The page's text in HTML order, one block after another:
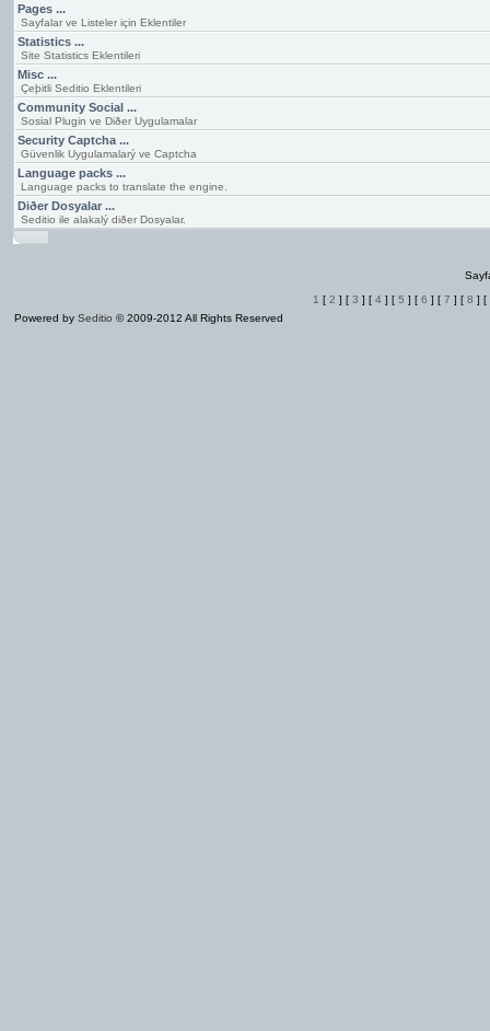
Pages ...
Sayfalar ve Listeler için Eklentiler
Statistics ...
Site Statistics Eklentileri
Misc ...
Çeþitli Seditio Eklentileri
Community Social ...
Sosial Plugin ve Diðer Uygulamalar
Security Captcha ...
Güvenlik Uygulamalarý ve Captcha
Language packs ...
Language packs to translate the engine.
Diðer Dosyalar ...
Seditio ile alakalý diðer Dosyalar.
1 [ 2 ] [ 3 ] [ 4 ] [ 5 ] [ 6 ] [ 7 ] [ 8 ] [
Powered by Seditio © 2009-2012 All Rights Reserved